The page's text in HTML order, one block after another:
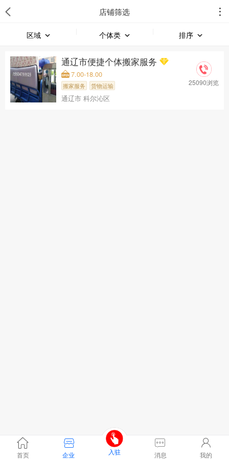
店铺筛选
区域 个体类 排序
通辽市便捷个体搬家服务
7.00-18.00
搬家服务 货物运输
通辽市 科尔沁区
25090浏览
首页 企业 入驻 消息 我的